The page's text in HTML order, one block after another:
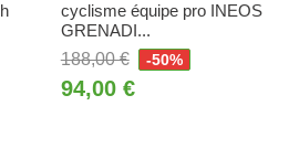
cyclisme équipe pro INEOS
GRENADI...
188,00 €
-50%
94,00 €